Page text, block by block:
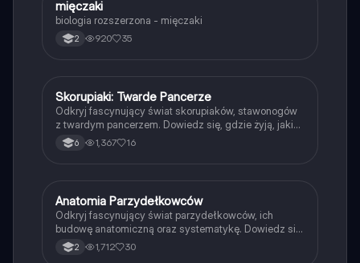
Biologia
mięczaki
biologia rozszerzona - mięczaki
2 920 35
Biologia
Skorupiaki: Twarde Pancerze
Odkryj fascynujący świat skorupiaków, stawonogów
z twardym pancerzem. Dowiedz się, gdzie żyją, jakie
mają cechy wspólne oraz ich znaczenie w
ekosystemie i dla człowieka. Idealne dla uczniów
6 1,367 16
Biologia
Anatomia Parzydełkowców
Odkryj fascynujący świat parzydełkowców, ich
budowę anatomiczną oraz systematykę. Dowiedz się
o symetrii ciała, strukturze polipa i meduzy, a także o
układzie nerwowym i mechanizmach ruchu. Idealne
2 1,712 30